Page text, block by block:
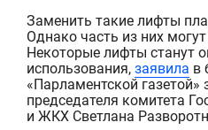
Заменить такиелифты
Однако часть из них
Некоторые лифты станут
использования, заявила в
«Парламентской газетой»
председателя комитета
и ЖКХ Светлана